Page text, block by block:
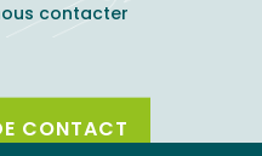
contacter
CONTACT